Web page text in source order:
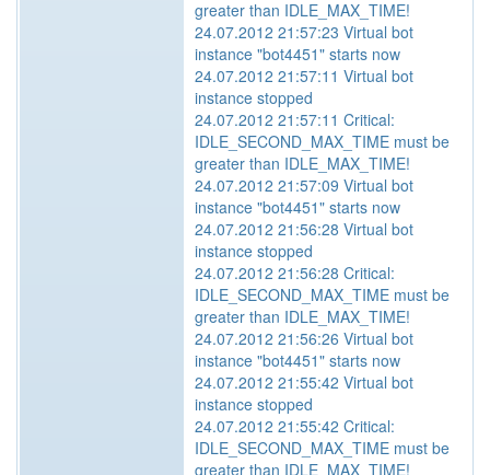
greater than IDLE_MAX_TIME!
24.07.2012 21:57:23 Virtual bot
instance "bot4451" starts now
24.07.2012 21:57:11 Virtual bot
instance stopped
24.07.2012 21:57:11 Critical:
IDLE_SECOND_MAX_TIME must be
greater than IDLE_MAX_TIME!
24.07.2012 21:57:09 Virtual bot
instance "bot4451" starts now
24.07.2012 21:56:28 Virtual bot
instance stopped
24.07.2012 21:56:28 Critical:
IDLE_SECOND_MAX_TIME must be
greater than IDLE_MAX_TIME!
24.07.2012 21:56:26 Virtual bot
instance "bot4451" starts now
24.07.2012 21:55:42 Virtual bot
instance stopped
24.07.2012 21:55:42 Critical:
IDLE_SECOND_MAX_TIME must be
greater than IDLE_MAX_TIME!